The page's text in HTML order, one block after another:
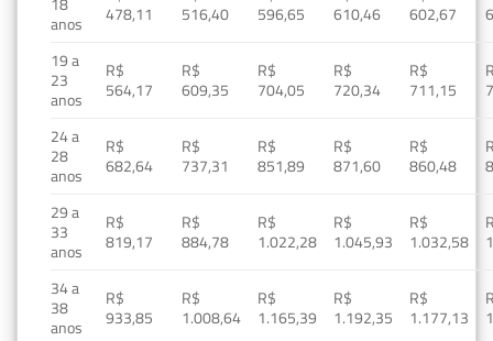
anos
478,11
516,40
596,65
610,46
602,67
19 a
23
anos
R$
564,17
R$
609,35
R$
704,05
R$
720,34
R$
711,15
24 a
28
anos
R$
682,64
R$
737,31
R$
851,89
R$
871,60
R$
860,48
29 a
33
anos
R$
819,17
R$
884,78
R$
1.022,28
R$
1.045,93
R$
1.032,58
34 a
38
anos
R$
933,85
R$
1.008,64
R$
1.165,39
R$
1.192,35
R$
1.177,13